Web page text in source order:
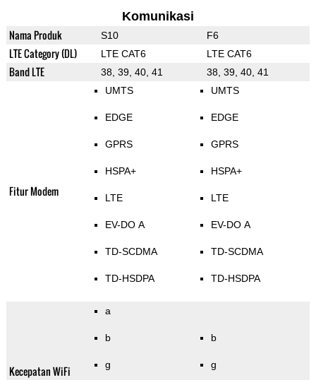
Komunikasi
Nama Produk S10 F6
LTE Category (DL) LTE CAT6 LTE CAT6
Band LTE 38, 39, 40, 41 38, 39, 40, 41
Fitur Modem
UMTS
EDGE
GPRS
HSPA+
LTE
EV-DO A
TD-SCDMA
TD-HSDPA
UMTS
EDGE
GPRS
HSPA+
LTE
EV-DO A
TD-SCDMA
TD-HSDPA
Kecepatan WiFi
a
b
g
b
g